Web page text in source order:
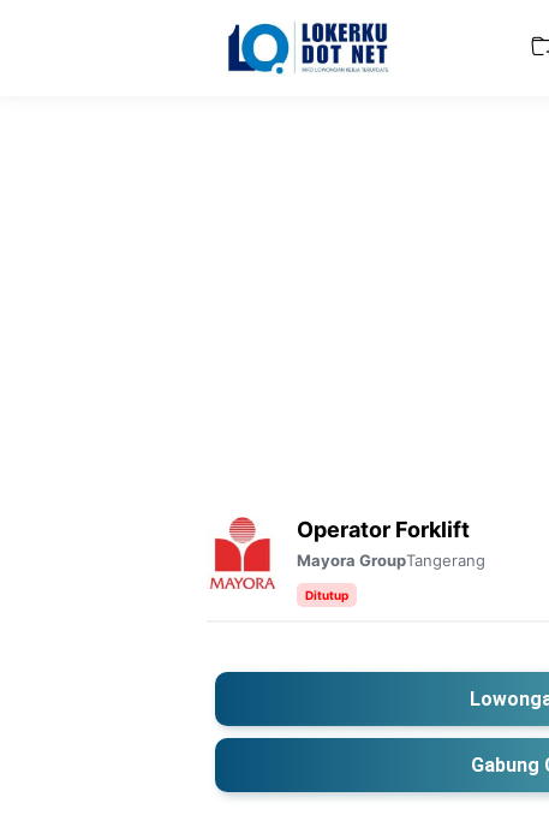
Operator Forklift
Mayora GroupTangerang
Ditutup
Gabung